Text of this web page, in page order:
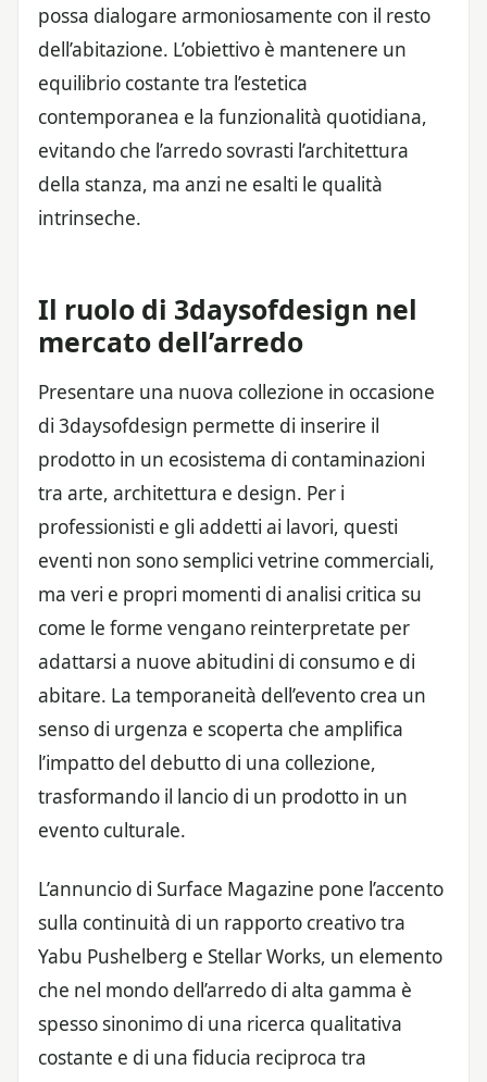
possa dialogare armoniosamente con il resto
dell’abitazione. L’obiettivo è mantenere un
equilibrio costante tra l’estetica
contemporanea e la funzionalità quotidiana,
evitando che l’arredo sovrasti l’architettura
della stanza, ma anzi ne esalti le qualità
intrinseche.
Il ruolo di 3daysofdesign nel
mercato dell’arredo
Presentare una nuova collezione in occasione
di 3daysofdesign permette di inserire il
prodotto in un ecosistema di contaminazioni
tra arte, architettura e design. Per i
professionisti e gli addetti ai lavori, questi
eventi non sono semplici vetrine commerciali,
ma veri e propri momenti di analisi critica su
come le forme vengano reinterpretate per
adattarsi a nuove abitudini di consumo e di
abitare. La temporaneità dell’evento crea un
senso di urgenza e scoperta che amplifica
l’impatto del debutto di una collezione,
trasformando il lancio di un prodotto in un
evento culturale.
L’annuncio di Surface Magazine pone l’accento
sulla continuità di un rapporto creativo tra
Yabu Pushelberg e Stellar Works, un elemento
che nel mondo dell’arredo di alta gamma è
spesso sinonimo di una ricerca qualitativa
costante e di una fiducia reciproca tra